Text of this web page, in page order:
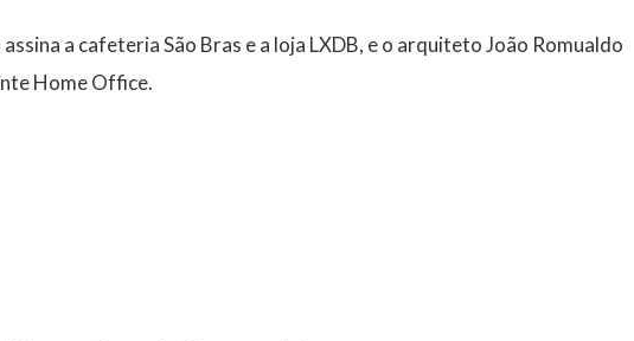
a cafeteria São Bras e a loja LXDB, e o arquiteto João Romualdo
Home Office.